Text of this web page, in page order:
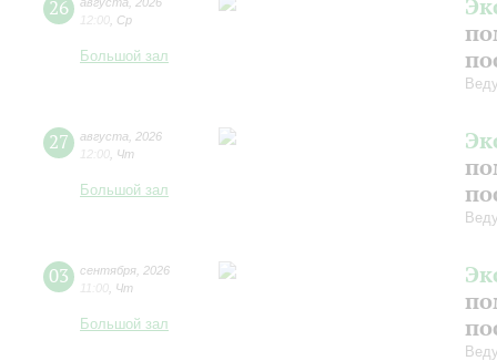
26
12:00 Ср
Большой зал
27 августа
2026
12:00 Чт
Большой зал
03 сентября 2026
11:00 Чт
Большой зал